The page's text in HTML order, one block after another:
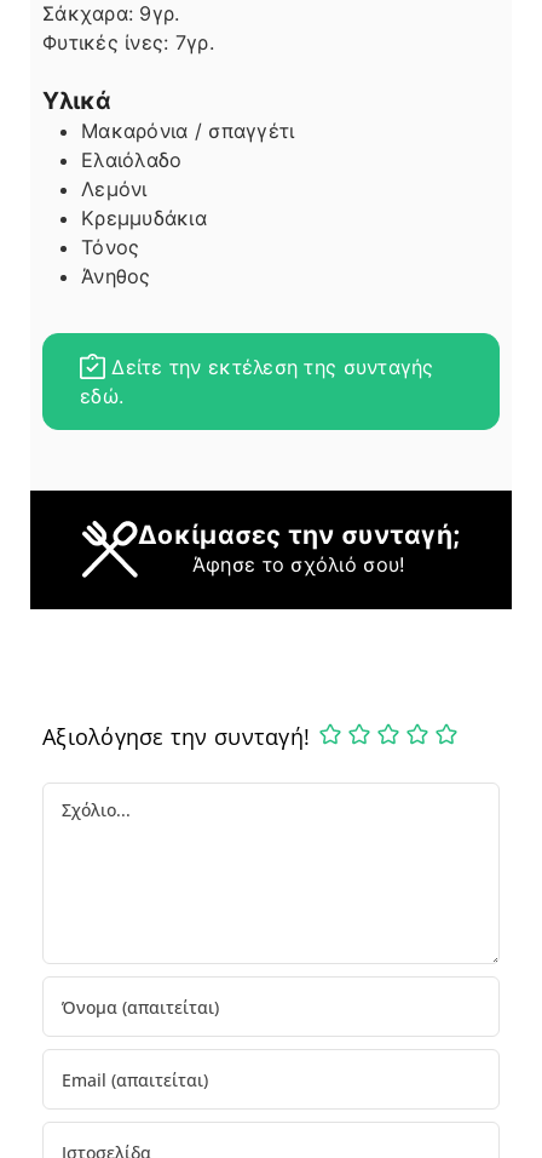
Σάκχαρα: 9γρ.
Φυτικές ίνες: 7γρ.
Υλικά
Μακαρόνια / σπαγγέτι
Ελαιόλαδο
Λεμόνι
Κρεμμυδάκια
Τόνος
Άνηθος
Δείτε την εκτέλεση της συνταγής
εδώ.
Δοκίμασες την συνταγή;
Άφησε το σχόλιό σου!
Αξιολόγησε την συνταγή!
Comment